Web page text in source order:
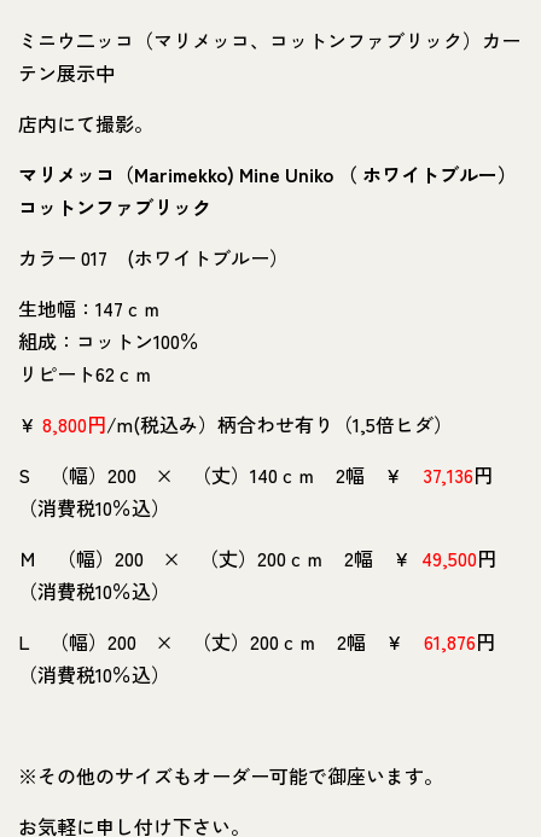
ミニウ二ッコ（マリメッコ、コットンファブリック）カー
テン展示中
店内にて撮影。
マリメッコ（Marimekko) Mine Uniko （ ホワイトブルー）
コットンファブリック
カラー 017 (ホワイトブルー）
生地幅：147ｃｍ
組成：コットン100％
リピート62ｃｍ
￥ 8,800円/m(税込み）柄合わせ有り（1,5倍ヒダ）
S （幅）200 × （丈）140ｃｍ 2幅 ￥ 37,136円
（消費税10％込）
Ｍ （幅）200 × （丈）200ｃｍ 2幅 ￥ 49,500円
（消費税10％込）
L （幅）200 × （丈）200ｃｍ 2幅 ￥ 61,876円
（消費税10％込）
※その他のサイズもオーダー可能で御座います。
お気軽に申し付け下さい。